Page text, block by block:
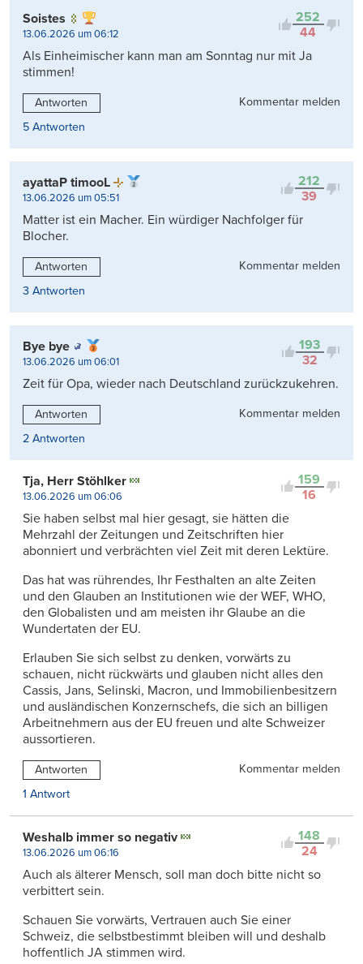
252
44
Soistes
13.06.2026 um 06:12
Als Einheimischer kann man am Sonntag nur mit Ja
stimmen!
Antworten
Kommentar melden
5 Antworten
212
39
ayattaP timooL
13.06.2026 um 05:51
Matter ist ein Macher. Ein würdiger Nachfolger für
Blocher.
Antworten
Kommentar melden
3 Antworten
193
32
Bye bye
13.06.2026 um 06:01
Zeit für Opa, wieder nach Deutschland zurückzukehren.
Antworten
Kommentar melden
2 Antworten
159
16
Tja, Herr Stöhlker
13.06.2026 um 06:06
Sie haben selbst mal hier gesagt, sie hätten die
Mehrzahl der Zeitungen und Zeitschriften hier
abonniert und verbrächten viel Zeit mit deren Lektüre.
Das hat was rührendes, Ihr Festhalten an alte Zeiten
und den Glauben an Institutionen wie der WEF, WHO,
den Globalisten und am meisten ihr Glaube an die
Wundertaten der EU.
Erlauben Sie sich selbst zu denken, vorwärts zu
schauen, nicht rückwärts und glauben nicht alles den
Cassis, Jans, Selinski, Macron, und Immobilienbesitzern
und ausländischen Konzernschefs, die sich an billigen
Arbeitnehmern aus der EU freuen und alte Schweizer
aussortieren.
Antworten
Kommentar melden
1 Antwort
148
24
Weshalb immer so negativ
13.06.2026 um 06:16
Auch als älterer Mensch, soll man doch bitte nicht so
verbittert sein.
Schauen Sie vorwärts, Vertrauen auch Sie einer
Schweiz, die selbstbestimmt bleiben will und deshalb
hoffentlich JA stimmen wird.